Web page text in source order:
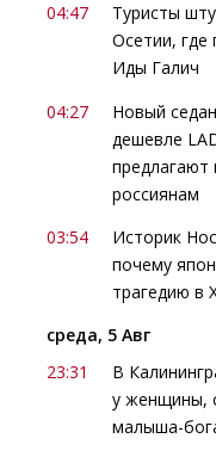
04:47
Туристы
Осетии, где
Иды Галич
04:27
Новый
дешевле
предлагают
россиянам
03:54
Историк
почему
трагедию в
среда, 5 Авг
23:31
В
у женщины,
малыша-